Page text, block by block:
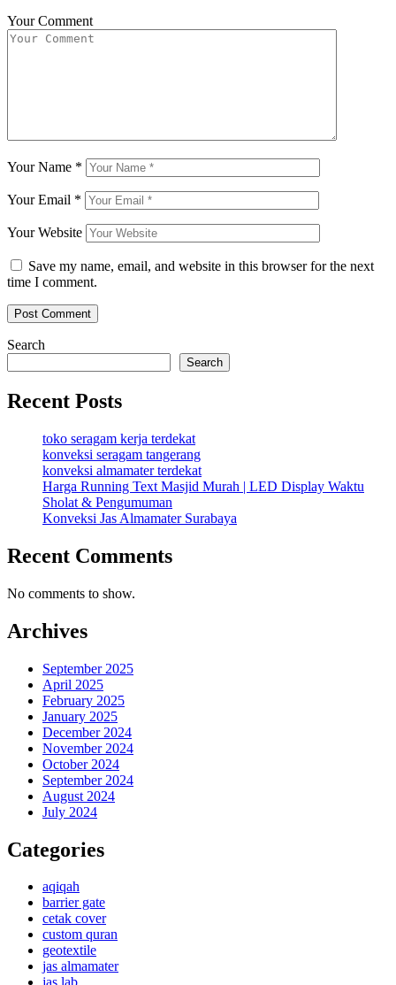
Your Comment
Your Name *
Your Email *
Your Website
Save my name, email, and website in this browser for the next
time I comment.
Search
Search
Recent Posts
toko seragam kerja terdekat
konveksi seragam tangerang
konveksi almamater terdekat
Harga Running Text Masjid Murah | LED Display Waktu
Sholat & Pengumuman
Konveksi Jas Almamater Surabaya
Recent Comments
No comments to show.
Archives
September 2025
April 2025
February 2025
January 2025
December 2024
November 2024
October 2024
September 2024
August 2024
July 2024
Categories
aqiqah
barrier gate
cetak cover
custom quran
geotextile
jas almamater